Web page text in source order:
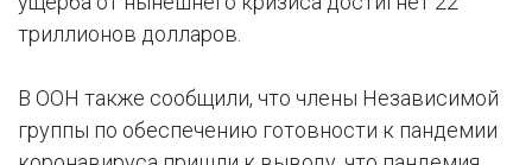
триллионов долларов.
В ООН также сообщили, что члены Независимой
группы по обеспечению готовности к пандемии